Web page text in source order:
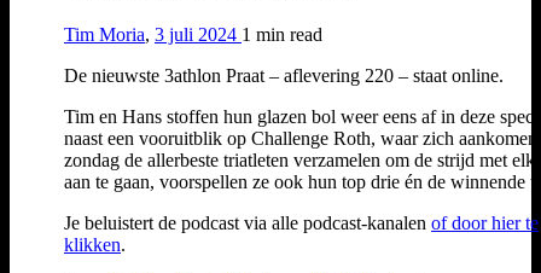
Tim Moria, 3 juli 2024 1 min read
De nieuwste 3athlon Praat – aflevering 220 – staat online.
Tim en Hans stoffen hun glazen bol weer eens af in deze
naast een vooruitblik op Challenge Roth, waar zich
zondag de allerbeste triatleten verzamelen om de strijd met
aan te gaan, voorspellen ze ook hun top drie én de winnende
Je beluistert de podcast via alle podcast-kanalen of door hier te
klikken.